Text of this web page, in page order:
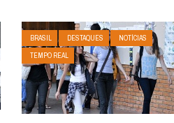
BRASIL DESTAQUES
NOTÍCIAS
TEMPO REAL